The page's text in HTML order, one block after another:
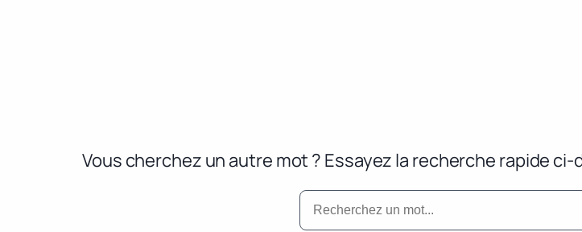
Vous cherchez un autre mot ? Essayez la recherche rapide ci-